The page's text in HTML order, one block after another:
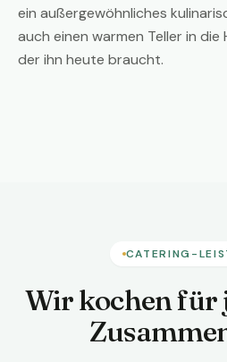
ein außergewöhnliches
auch einen warmen Teller in die
der ihn heute braucht.
CATERING-
Wir kochen für